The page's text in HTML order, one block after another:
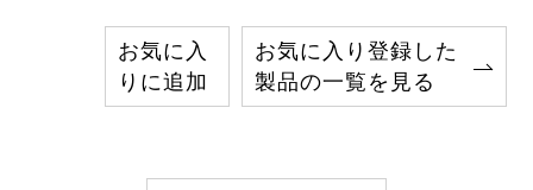
お気に入
りに追加
お気に入り登録した
製品の一覧を見る